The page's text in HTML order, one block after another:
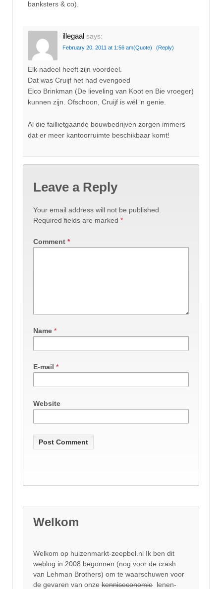
banksters & co).
illegaal says:
February 20, 2011 at 1:56 am(Quote) (Reply)
Elk nadeel heeft zijn voordeel.
Dat was Cruijf het had evengoed
Elco Brinkman (De lieveling van Koot en Bie vroeger)
kunnen zijn. Ofschoon, Cruijf is wél ‘n genie.
Al die faillietgaande bouwbedrijven zorgen immers
dat er meer kantoorruimte beschikbaar komt!
Leave a Reply
Your email address will not be published.
Required fields are marked *
Comment *
Name *
E-mail *
Website
Welkom
Welkom op huizenmarkt-zeepbel.nl Ik ben dit
weblog in 2008 begonnen (nog voor de crash
van Lehman Brothers) om te waarschuwen voor
de gevaren van onze kenniseconomie lenen-